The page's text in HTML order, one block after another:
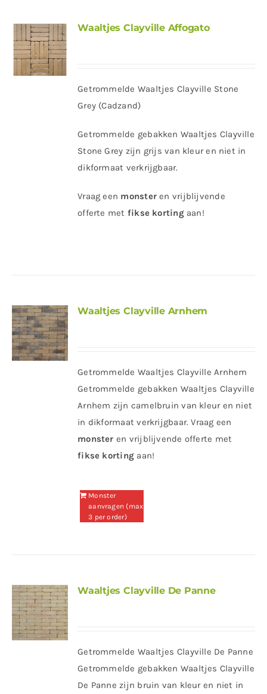
Waaltjes Clayville Affogato
Getrommelde Waaltjes Clayville Stone
Grey (Cadzand)
Getrommelde gebakken Waaltjes Clayville
Stone Grey zijn grijs van kleur en niet in
dikformaat verkrijgbaar.
Vraag een monsteren vrijblijvende
offerte met fikse korting aan!
Waaltjes Clayville Arnhem
Getrommelde Waaltjes Clayville Arnhem
Getrommelde gebakken Waaltjes Clayville
Arnhem zijn camelbruin van kleur en niet
in dikformaat verkrijgbaar. Vraag een
monster en vrijblijvende offerte met
fikse korting aan!
Monster
aanvragen (max
3 per order)
Waaltjes Clayville De Panne
Getrommelde Waaltjes Clayville De Panne
Getrommelde gebakken Waaltjes Clayville
De Panne zijn bruin van kleur en niet in